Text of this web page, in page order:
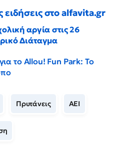
ειδήσεις στο alfavita.gr
αργία στις 26
Διάταγμα
το Allou! Fun Park: Το
Πρυτάνεις ΑΕΙ